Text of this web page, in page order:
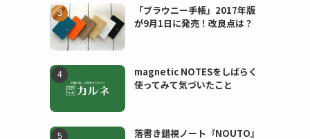
「ブラウニー手帳」2017年版
が9月1日に発売！改良点は？
magnetic NOTESをしばらく
使ってみて気づいたこと
落書き錯視ノート『NOUTO』